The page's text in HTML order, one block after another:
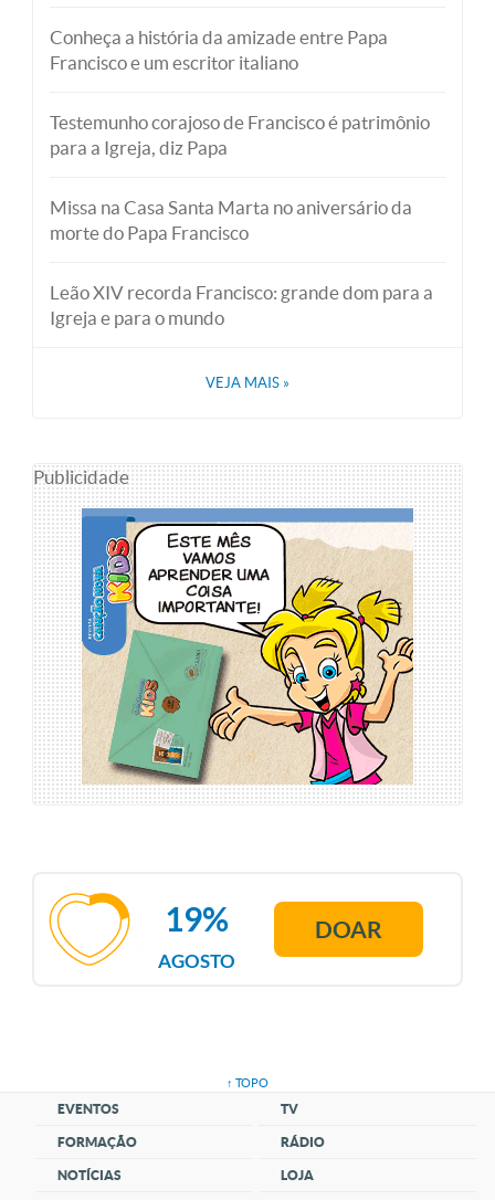
Conheça a história da amizade entre Papa
Francisco e um escritor italiano
Testemunho corajoso de Francisco é patrimônio
para a Igreja, diz Papa
Missa na Casa Santa Marta no aniversário da
morte do Papa Francisco
Leão XIV recorda Francisco: grande dom para a
Igreja e para o mundo
VEJA MAIS »
Publicidade
AGOSTO
19% DOAR
↑ TOPO
EVENTOS
FORMAÇÃO
NOTÍCIAS
TV
RÁDIO
LOJA